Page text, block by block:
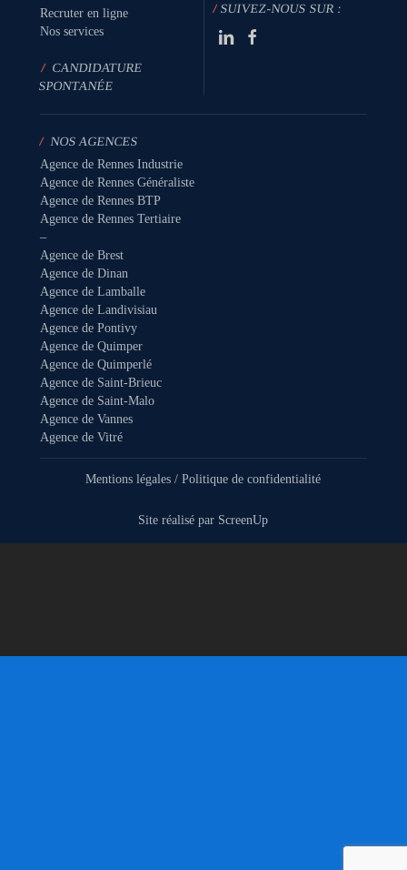
Recruter en ligne
Nos services
/ CANDIDATURE
SPONTANÉE
/SUIVEZ-NOUS SUR :
/ NOS AGENCES
Agence de Rennes Industrie
Agence de Rennes Généraliste
Agence de Rennes BTP
Agence de Rennes Tertiaire
–
Agence de Brest
Agence de Dinan
Agence de Lamballe
Agence de Landivisiau
Agence de Pontivy
Agence de Quimper
Agence de Quimperlé
Agence de Saint-Brieuc
Agence de Saint-Malo
Agence de Vannes
Agence de Vitré
Mentions légales /Politique de confidentialité
Site réalisé par ScreenUp